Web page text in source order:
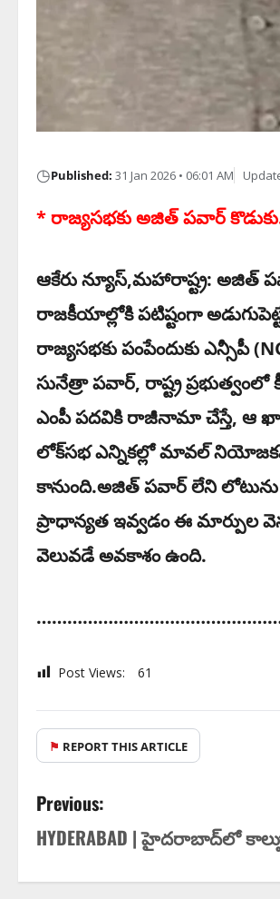
◷Published: 31 Jan 2026 • 06:01 AM
* రాజ్యసభకు అజిత్ పవార్
ఆకేరు న్యూస్‌,మహారాష్ట్ర: అజిత్
రాజకీయాల్లోకి పటిష్టంగా
రాజ్యసభకు పంపేందుకు ఎన్సీపీ
సునేత్రా పవార్, రాష్ట్ర
ఎంపీ పదవికి రాజీనామా చేస్తే, ఆ
లోక్‌సభ ఎన్నికల్లో మావల్
కానుంది.అజిత్ పవార్ లేని లోటును
ప్రాధాన్యత ఇవ్వడం ఈ మార్పుల
వెలువడే అవకాశం ఉంది.
Post Views: 61
⚑ REPORT THIS ARTICLE
Previous:
HYDERABAD | హైదరాబాద్‌లో